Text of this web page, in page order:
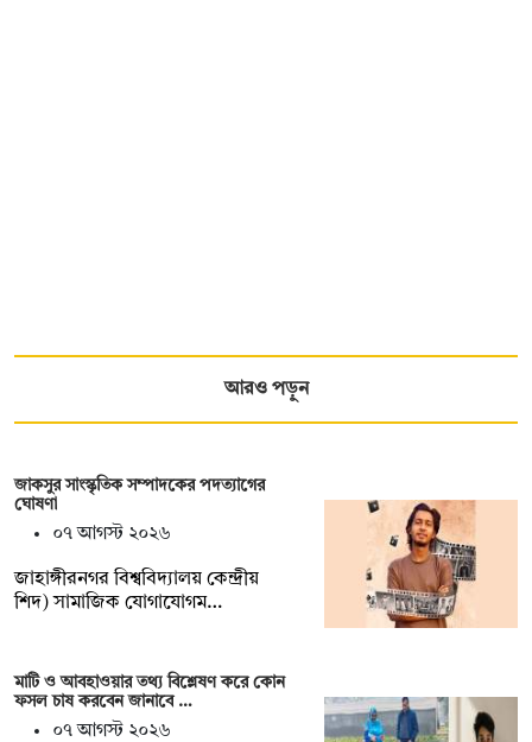
আরও পড়ুন
জাকসুর সাংস্কৃতিক সম্পাদকের পদত্যাগের
ঘোষণা
০৭ আগস্ট ২০২৬
‎জাহাঙ্গীরনগর বিশ্ববিদ্যালয় কেন্দ্রীয়
শিদ) সামাজিক যোগাযোগম…
মাটি ও আবহাওয়ার তথ্য বিশ্লেষণ করে কোন
ফসল চাষ করবেন জানাবে …
০৭ আগস্ট ২০২৬